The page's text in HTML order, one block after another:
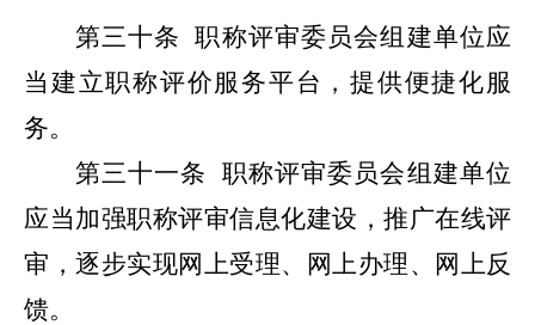
第三十条 职称评审委员会组建单位应
当建立职称评价服务平台，提供便捷化服
务。
第三十一条
职称评审委员会组建单位
应当加强职称评审信息化建设，推广在线评
审，逐步实现网上受理、网上办理、网上反
馈。